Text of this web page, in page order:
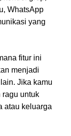
WhatsApp
yang
fitur ini
menjadi
Jika kamu
ragu untuk
atau keluarga